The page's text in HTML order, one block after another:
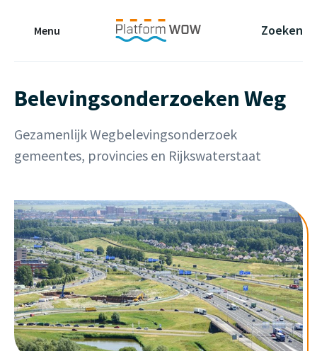
Menu
Zoeken
Belevingsonderzoeken Weg
Gezamenlijk Wegbelevingsonderzoek
gemeentes, provincies en Rijkswaterstaat